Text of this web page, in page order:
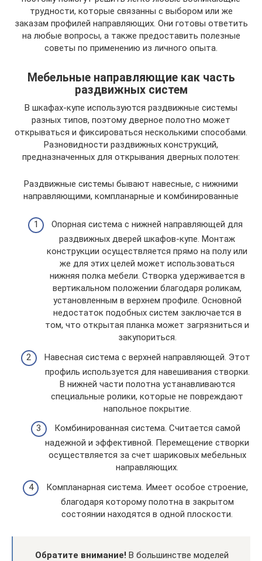
трудности, которые связанны с выбором или же
заказам профилей направляющих. Они готовы ответить
на любые вопросы, а также предоставить полезные
советы по применению из личного опыта.
Мебельные направляющие как часть
раздвижных систем
В шкафах-купе используются раздвижные системы
разных типов, поэтому дверное полотно может
открываться и фиксироваться несколькими способами.
Разновидности раздвижных конструкций,
предназначенных для открывания дверных полотен:
Раздвижные системы бывают навесные, с нижними
направляющими, компланарные и комбинированные
Опорная система с нижней направляющей для
раздвижных дверей шкафов-купе. Монтаж
конструкции осуществляется прямо на полу или
же для этих целей может использоваться
нижняя полка мебели. Створка удерживается в
вертикальном положении благодаря роликам,
установленным в верхнем профиле. Основной
недостаток подобных систем заключается в
том, что открытая планка может загрязниться и
закупориться.
Навесная система с верхней направляющей. Этот
профиль используется для навешивания створки.
В нижней части полотна устанавливаются
специальные ролики, которые не повреждают
напольное покрытие.
Комбинированная система. Считается самой
надежной и эффективной. Перемещение створки
осуществляется за счет шариковых мебельных
направляющих.
Компланарная система. Имеет особое строение,
благодаря которому полотна в закрытом
состоянии находятся в одной плоскости.
Обратите внимание! В большинстве моделей